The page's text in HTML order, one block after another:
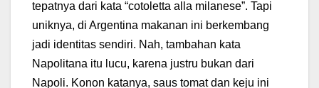
tepatnya dari kata “cotoletta alla milanese”. Tapi
uniknya, di Argentina makanan ini berkembang
jadi identitas sendiri. Nah, tambahan kata
Napolitana itu lucu, karena justru bukan dari
Napoli. Konon katanya, saus tomat dan keju ini